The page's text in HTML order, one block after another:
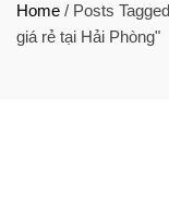
Home / Posts
giá rẻ tại Hải Phòng"